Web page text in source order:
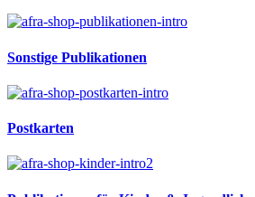
Sonstige Publikationen
Postkarten